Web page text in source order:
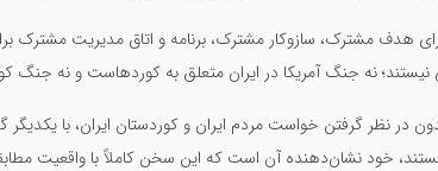
هدف مشترک، سازوکار مشترک، برنامه و اتاق مدیریت مشترک
نه جنگ آمریکا در ایران متعلق به کوردهاست و نه جنگ
در نظر گرفتن خواست مردم ایران و کوردستان ایران، با
خود نشان‌دهنده آن است که این سخن کاملاً با واقعیت